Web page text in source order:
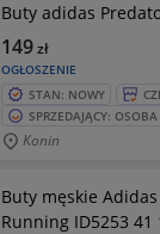
Buty adidas
OGŁOSZENIE
149zł
STAN: NOWY
SPRZEDAJĄCY:
Konin
Buty męskie
Running ID5253 41